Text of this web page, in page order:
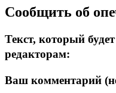
Сообщить об
Текст, который
редакторам:
Ваш комментарий